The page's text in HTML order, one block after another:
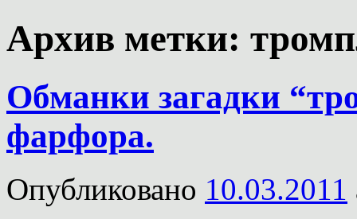
Архив метки:
Обманки загадки
фарфора.
Опубликовано 10.03.2011